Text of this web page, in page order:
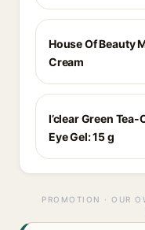
House Of Beauty
Cream
I’clear Green
Eye Gel: 15 g
PROMOTION · OUR